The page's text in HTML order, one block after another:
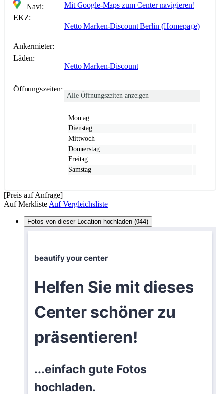
Navi:
Mit Google-Maps zum Center navigieren!
EKZ:
Netto Marken-Discount Berlin (Homepage)
Ankermieter:
Läden:
Netto Marken-Discount
Öffnungszeiten:
Alle Öffnungszeiten anzeigen
Montag
Dienstag
Mittwoch
Donnerstag
Freitag
Samstag
[Preis auf Anfrage]
Auf Merkliste Auf Vergleichsliste
Fotos von dieser Location hochladen (044)